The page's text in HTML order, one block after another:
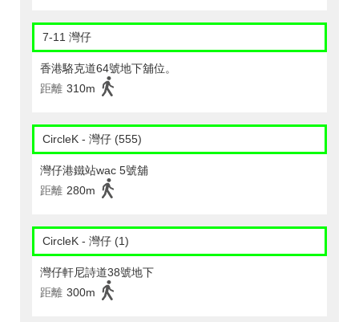
7-11 灣仔
香港駱克道64號地下舖位。
距離 310m
CircleK - 灣仔 (555)
灣仔港鐵站wac 5號舖
距離 280m
CircleK - 灣仔 (1)
灣仔軒尼詩道38號地下
距離 300m